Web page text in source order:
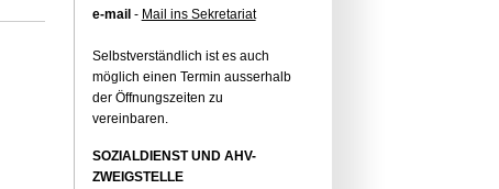
e-mail - Mail ins Sekretariat
Selbstverständlich ist es auch
möglich einen Termin ausserhalb
der Öffnungszeiten zu
vereinbaren.
SOZIALDIENST UND AHV-
ZWEIGSTELLE